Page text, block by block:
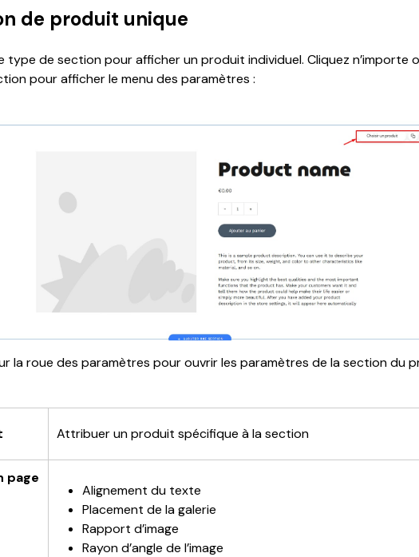
de produit unique
type de section pour afficher un produit individuel. Cliquez n’importe
pour afficher le menu des paramètres :
la roue des paramètres pour ouvrir les paramètres de la section du
Attribuer un produit spécifique à la section
page
Alignement du texte
Placement de la galerie
Rapport d’image
Rayon d’angle de l’image